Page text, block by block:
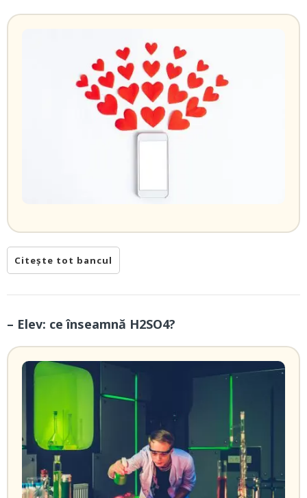
Citește tot bancul
– Elev: ce înseamnă H2SO4?